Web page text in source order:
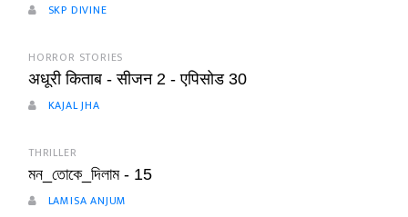
SKP DIVINE
HORROR STORIES
अधूरी किताब - सीजन 2 - एपिसोड 30
KAJAL JHA
THRILLER
মন_তোকে_দিলাম - 15
LAMISA ANJUM